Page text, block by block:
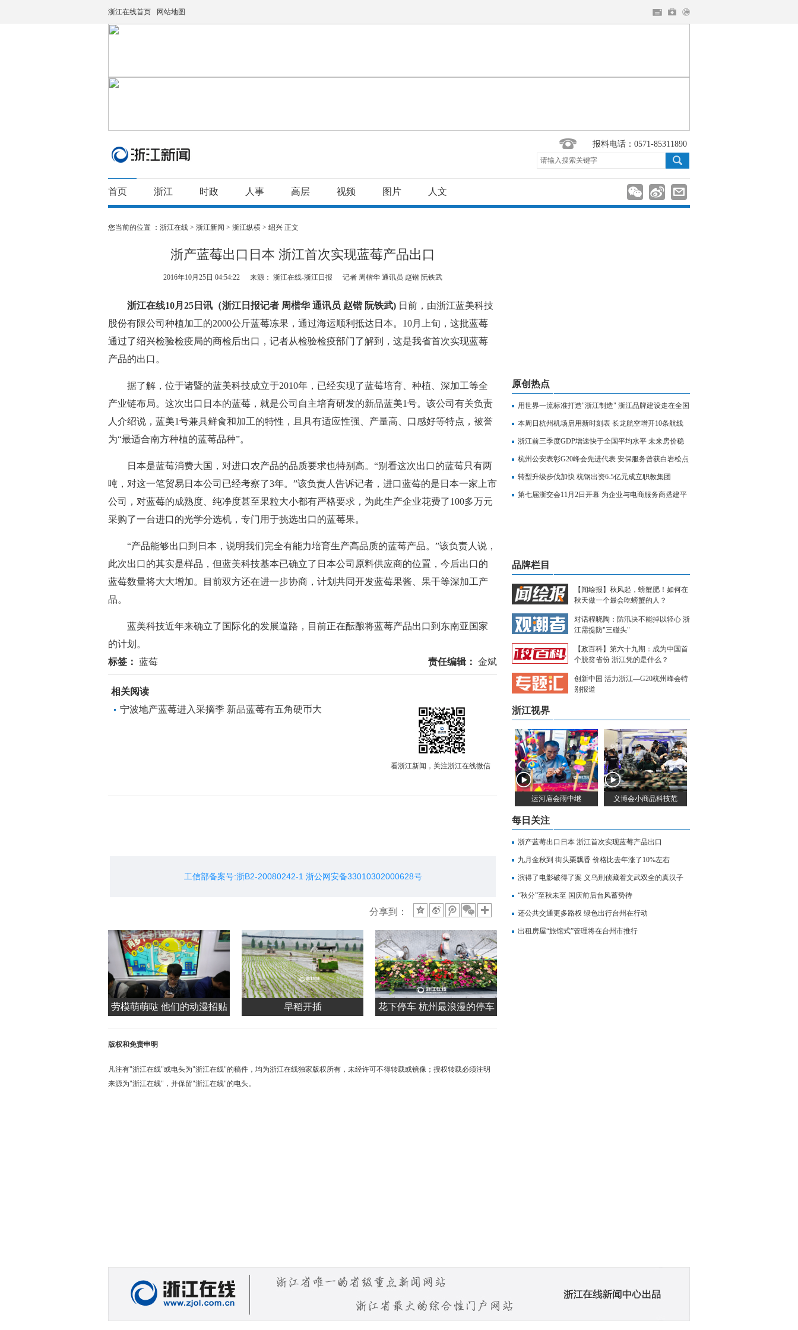
浙江在线首页 网站地图
报料电话：0571-85311890
请输入搜索关键字
首页 浙江 时政 人事 高层 视频 图片 人文
您当前的位置 ： 浙江在线 > 浙江新闻 > 浙江纵横 > 绍兴 正文
浙产蓝莓出口日本 浙江首次实现蓝莓产品出口
2016年10月25日 04:54:22 来源： 浙江在线-浙江日报 记者 周楷华 通讯员 赵锴 阮铁武
浙江在线10月25日讯（浙江日报记者 周楷华 通讯员 赵锴 阮铁武) 日前，由浙江蓝美科技
股份有限公司种植加工的2000公斤蓝莓冻果，通过海运顺利抵达日本。10月上旬，这批蓝莓
通过了绍兴检验检疫局的商检后出口，记者从检验检疫部门了解到，这是我省首次实现蓝莓
产品的出口。
据了解，位于诸暨的蓝美科技成立于2010年，已经实现了蓝莓培育、种植、深加工等全
产业链布局。这次出口日本的蓝莓，就是公司自主培育研发的新品蓝美1号。该公司有关负责
人介绍说，蓝美1号兼具鲜食和加工的特性，且具有适应性强、产量高、口感好等特点，被誉
为“最适合南方种植的蓝莓品种”。
日本是蓝莓消费大国，对进口农产品的品质要求也特别高。“别看这次出口的蓝莓只有两
吨，对这一笔贸易日本公司已经考察了3年。”该负责人告诉记者，进口蓝莓的是日本一家上市
公司，对蓝莓的成熟度、纯净度甚至果粒大小都有严格要求，为此生产企业花费了100多万元
采购了一台进口的光学分选机，专门用于挑选出口的蓝莓果。
“产品能够出口到日本，说明我们完全有能力培育生产高品质的蓝莓产品。”该负责人说，
此次出口的其实是样品，但蓝美科技基本已确立了日本公司原料供应商的位置，今后出口的
蓝莓数量将大大增加。目前双方还在进一步协商，计划共同开发蓝莓果酱、果干等深加工产
品。
蓝美科技近年来确立了国际化的发展道路，目前正在酝酿将蓝莓产品出口到东南亚国家
的计划。
标签： 蓝莓 责任编辑： 金斌
看浙江新闻，关注浙江在线微信
相关阅读
宁波地产蓝莓进入采摘季 新品蓝莓有五角硬币大
分享到：
劳模萌萌哒 他们的动漫招贴
早稻开插
花下停车 杭州最浪漫的停车
版权和免责申明
凡注有"浙江在线"或电头为"浙江在线"的稿件，均为浙江在线独家版权所有，未经许可不得转载或镜像；授权转载必须注明
来源为"浙江在线"，并保留"浙江在线"的电头。
原创热点
用世界一流标准打造"浙江制造" 浙江品牌建设走在全国
前列
本周日杭州机场启用新时刻表 长龙航空增开10条航线
浙江前三季度GDP增速快于全国平均水平 未来房价稳
中趋降
杭州公安表彰G20峰会先进代表 安保服务曾获白岩松点
赞
转型升级步伐加快 杭钢出资6.5亿元成立职教集团
第七届浙交会11月2日开幕 为企业与电商服务商搭建平
品牌栏目
【闻绘报】秋风起，螃蟹肥！如何在
秋天做一个最会吃螃蟹的人？
对话程晓陶：防汛决不能掉以轻心 浙
江需提防"三碰头"
【政百科】第六十九期：成为中国首
个脱贫省份 浙江凭的是什么？
创新中国 活力浙江—G20杭州峰会特
别报道
浙江视界
运河庙会雨中继 义博会小商品科技范
每日关注
浙产蓝莓出口日本 浙江首次实现蓝莓产品出口
九月金秋到 街头栗飘香 价格比去年涨了10%左右
演得了电影破得了案 义乌刑侦藏着文武双全的真汉子
“秋分”至秋未至 国庆前后台风蓄势待
还公共交通更多路权 绿色出行台州在行动
出租房屋“旅馆式”管理将在台州市推行